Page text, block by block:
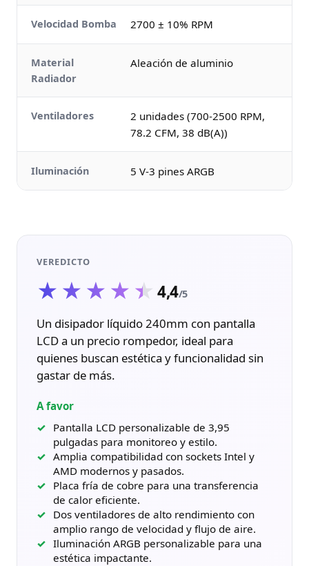
Velocidad Bomba 2700 ± 10% RPM
Material
Radiador
Aleación de aluminio
Ventiladores
2 unidades (700-2500 RPM,
78.2 CFM, 38 dB(A))
Iluminación 5 V-3 pines ARGB
VEREDICTO
★★★★★
★★★★★4,4/5
Un disipador líquido 240mm con pantalla
LCD a un precio rompedor, ideal para
quienes buscan estética y funcionalidad sin
gastar de más.
A favor
Pantalla LCD personalizable de 3,95
pulgadas para monitoreo y estilo.
Amplia compatibilidad con sockets Intel y
AMD modernos y pasados.
Placa fría de cobre para una transferencia
de calor eficiente.
Dos ventiladores de alto rendimiento con
amplio rango de velocidad y flujo de aire.
Iluminación ARGB personalizable para una
estética impactante.